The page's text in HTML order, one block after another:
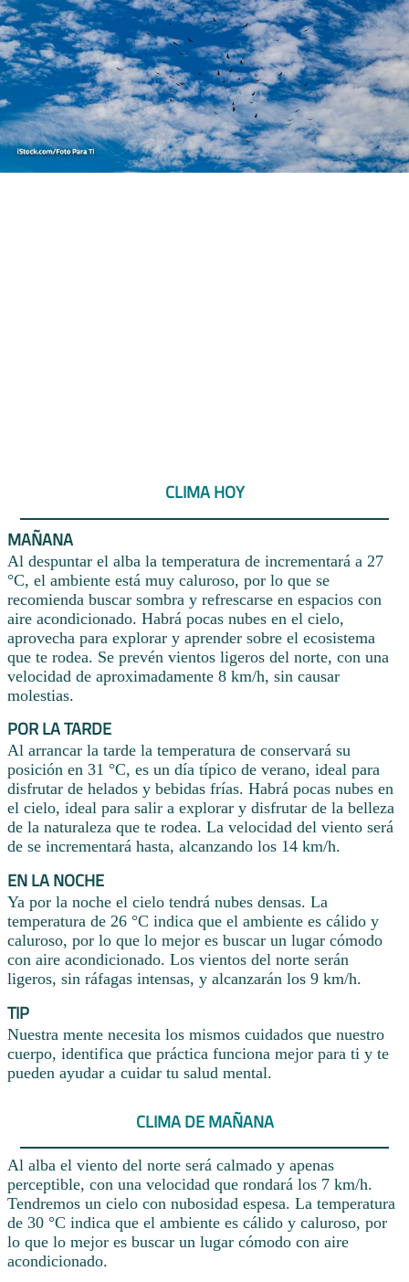
CLIMA HOY
MAÑANA
Al despuntar el alba la temperatura de incrementará a 27
°C, el ambiente está muy caluroso, por lo que se
recomienda buscar sombra y refrescarse en espacios con
aire acondicionado. Habrá pocas nubes en el cielo,
aprovecha para explorar y aprender sobre el ecosistema
que te rodea. Se prevén vientos ligeros del norte, con una
velocidad de aproximadamente 8 km/h, sin causar
molestias.
POR LA TARDE
Al arrancar la tarde la temperatura de conservará su
posición en 31 °C, es un día típico de verano, ideal para
disfrutar de helados y bebidas frías. Habrá pocas nubes en
el cielo, ideal para salir a explorar y disfrutar de la belleza
de la naturaleza que te rodea. La velocidad del viento será
de se incrementará hasta, alcanzando los 14 km/h.
EN LA NOCHE
Ya por la noche el cielo tendrá nubes densas. La
temperatura de 26 °C indica que el ambiente es cálido y
caluroso, por lo que lo mejor es buscar un lugar cómodo
con aire acondicionado. Los vientos del norte serán
ligeros, sin ráfagas intensas, y alcanzarán los 9 km/h.
TIP
Nuestra mente necesita los mismos cuidados que nuestro
cuerpo, identifica que práctica funciona mejor para ti y te
pueden ayudar a cuidar tu salud mental.
CLIMA DE MAÑANA
Al alba el viento del norte será calmado y apenas
perceptible, con una velocidad que rondará los 7 km/h.
Tendremos un cielo con nubosidad espesa. La temperatura
de 30 °C indica que el ambiente es cálido y caluroso, por
lo que lo mejor es buscar un lugar cómodo con aire
acondicionado.